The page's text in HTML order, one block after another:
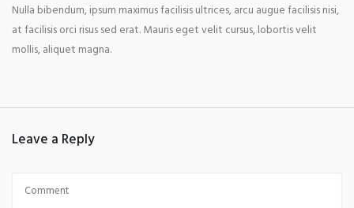
Nulla bibendum, ipsum maximus facilisis ultrices, arcu augue facilisis nisi,
at facilisis orci risus sed erat. Mauris eget velit cursus, lobortis velit
mollis, aliquet magna.
Leave a Reply